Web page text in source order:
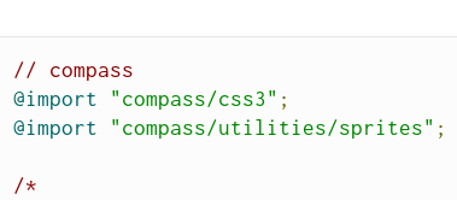
// compass
@import
"compass/css3" ;
@import
"compass/utilities/sprites" ;
/*